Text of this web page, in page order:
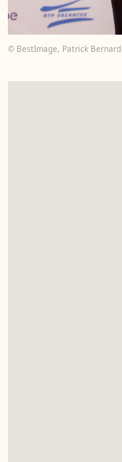
© BestImage, Patrick Bernard